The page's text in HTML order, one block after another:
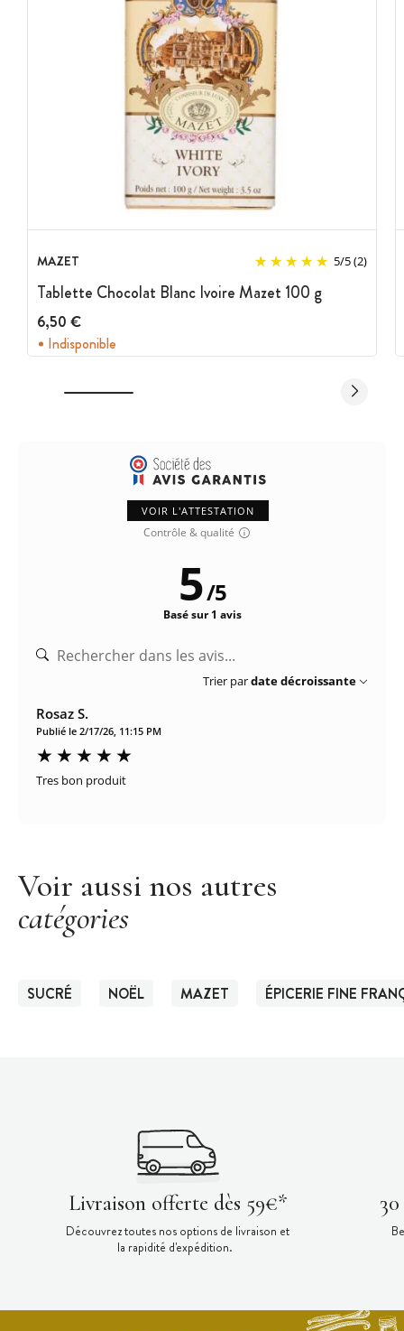
MAZET 5/5(2)
Tablette Chocolat Blanc Ivoire Mazet 100 g
6,50 €
Indisponible
VOIR L'ATTESTATION
Contrôle & qualité
5/5
Basé sur 1 avis
Trier pardate décroissante
Rosaz S.
Publié le 2/17/26, 11:15 PM
Tres bon produit
Voir aussi nos autres
catégories
SUCRÉ NOËL MAZET ÉPICERIE FINE
Livraison offerte dès 59€*
Découvrez toutes nos options de livraison et
la rapidité d'expédition.